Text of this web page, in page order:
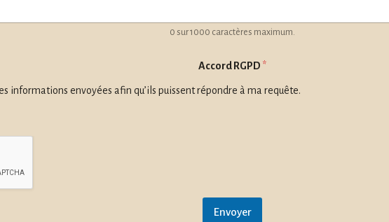
0 sur 1000 caractères maximum.
e
a
d
Accord RGPD *
informations envoyées afin qu’ils puissent répondre à ma requête.
Envoyer